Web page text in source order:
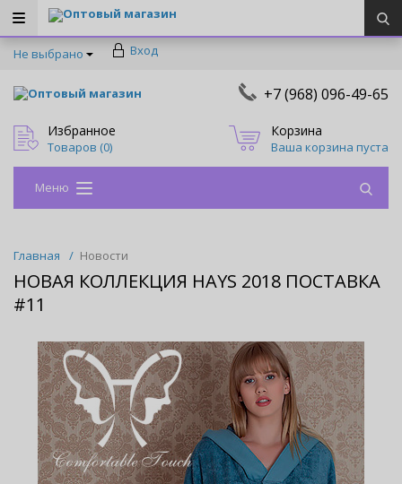
Оптовый магазин
Не выбрано Вход
Оптовый магазин +7 (968) 096-49-65
Избранное
Товаров (0)
Корзина
Ваша корзина пуста
Меню
Главная / Новости
НОВАЯ КОЛЛЕКЦИЯ HAYS 2018 ПОСТАВКА
#11